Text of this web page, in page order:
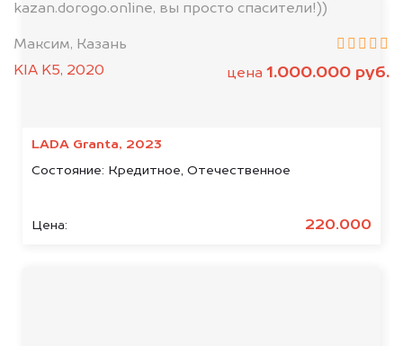
LADA Granta, 2023
Состояние: Кредитное, Отечественное
Цена: 220.000
kazan.dorogo.online, вы просто спасители!))
Максим, Казань
KIA K5, 2020
цена 1.000.000 руб.